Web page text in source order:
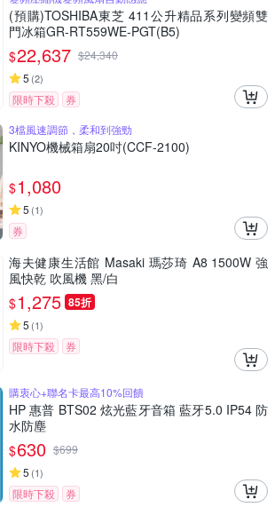
(預購)TOSHIBA東芝 411公升精品系列變頻雙
門冰箱GR-RT559WE-PGT(B5)
$22,637 $24,340
5 (2)
限時下殺
券
3檔風速調節，柔和到強勁
KINYO機械箱扇20吋(CCF-2100)
$1,080
5 (1)
券
海夫健康生活館 Masaki 瑪莎琦 A8 1500W 強
風快乾 吹風機 黑/白
$1,275 85折
5 (1)
限時下殺 券
購衷心+聯名卡最高10%回饋
HP 惠普 BTS02 炫光藍牙音箱 藍牙5.0 IP54 防
水防塵
$630 $699
5 (1)
限時下殺
券